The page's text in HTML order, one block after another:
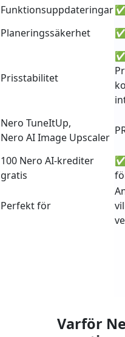
Funktionsuppdateringar
Planeringssäkerhet
Prisstabilitet
Nero TuneItUp,
Nero AI Image Upscaler
100 Nero AI-krediter
gratis
Perfekt för
Varför